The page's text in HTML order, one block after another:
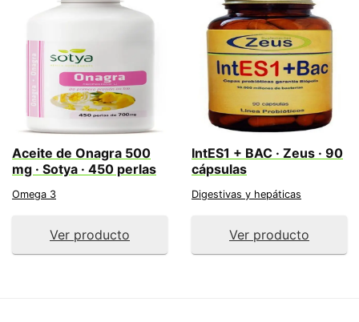
Aceite de Onagra 500
mg · Sotya · 450 perlas
Omega 3
Ver producto
IntES1 + BAC · Zeus · 90
cápsulas
Digestivas y hepáticas
Ver producto